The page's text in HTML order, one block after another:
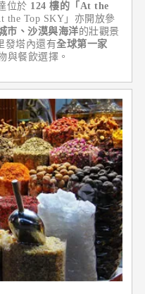
位於 124 樓的「At the
the Top SKY」亦開放參
市、沙漠與海洋的壯觀景
發塔內還有全球第一家
與餐飲選擇。